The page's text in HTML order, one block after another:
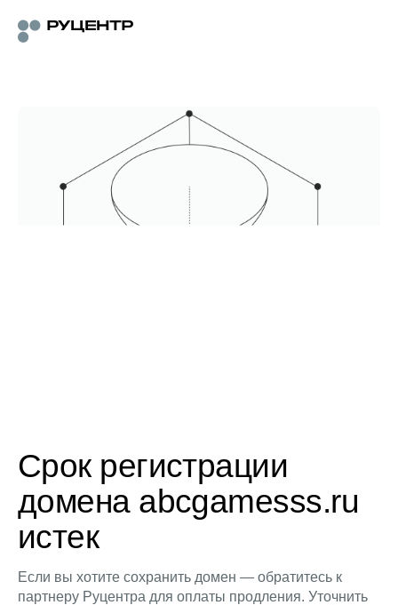
Срок регистрации
домена abcgamesss.ru
истек
Если вы хотите сохранить домен — обратитесь к
партнеру Руцентра для оплаты продления. Уточнить